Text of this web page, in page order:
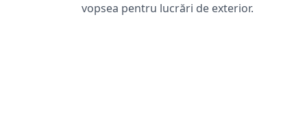
vopsea pentru lucrări de exterior.